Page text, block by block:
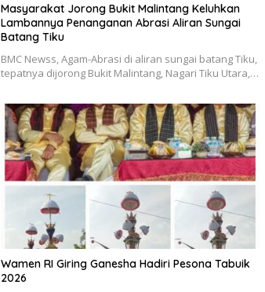
Masyarakat Jorong Bukit Malintang Keluhkan
Lambannya Penanganan Abrasi Aliran Sungai
Batang Tiku
BMC Newss, Agam-Abrasi di aliran sungai batang Tiku,
tepatnya dijorong Bukit Malintang, Nagari Tiku Utara,…
Wamen RI Giring Ganesha Hadiri Pesona Tabuik
2026